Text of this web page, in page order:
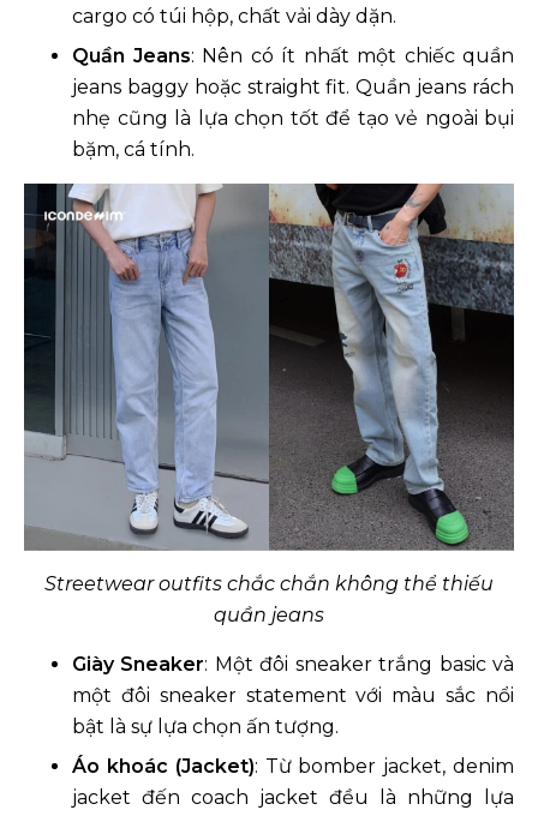
cargo có túi hộp, chất vải dày dặn.
Quần Jeans: Nên có ít nhất một chiếc quần
jeans baggy hoặc straight fit. Quần jeans rách
nhẹ cũng là lựa chọn tốt để tạo vẻ ngoài bụi
bặm, cá tính.
Streetwear outfits chắc chắn không thể thiếu
quần jeans
Giày Sneaker: Một đôi sneaker trắng basic và
một đôi sneaker statement với màu sắc nổi
bật là sự lựa chọn ấn tượng.
Áo khoác (Jacket): Từ bomber jacket, denim
jacket đến coach jacket đều là những lựa